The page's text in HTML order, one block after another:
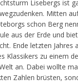
Lisebergs ist
Mitten
schon Berg
aus der Erde und
Ende letzten Jahres
Klassikers zu einem
an. Dabei wollte
Zahlen brüsten,